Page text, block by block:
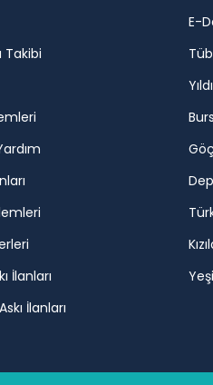
Takibi
İlanları
İlanları
E-